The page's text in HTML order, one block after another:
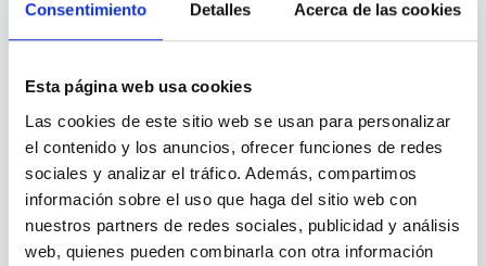
Consentimiento Detalles Acerca de las cookies
Esta página web usa cookies
Las cookies de este sitio web se usan para personalizar
el contenido y los anuncios, ofrecer funciones de redes
sociales y analizar el tráfico. Además, compartimos
información sobre el uso que haga del sitio web con
nuestros partners de redes sociales, publicidad y análisis
web, quienes pueden combinarla con otra información
CONTACTO
Resuelve tus dudas con